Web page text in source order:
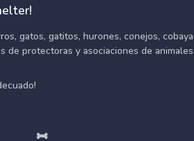
gatos, gatitos, hurones, conejos,
de protectoras y asociaciones de